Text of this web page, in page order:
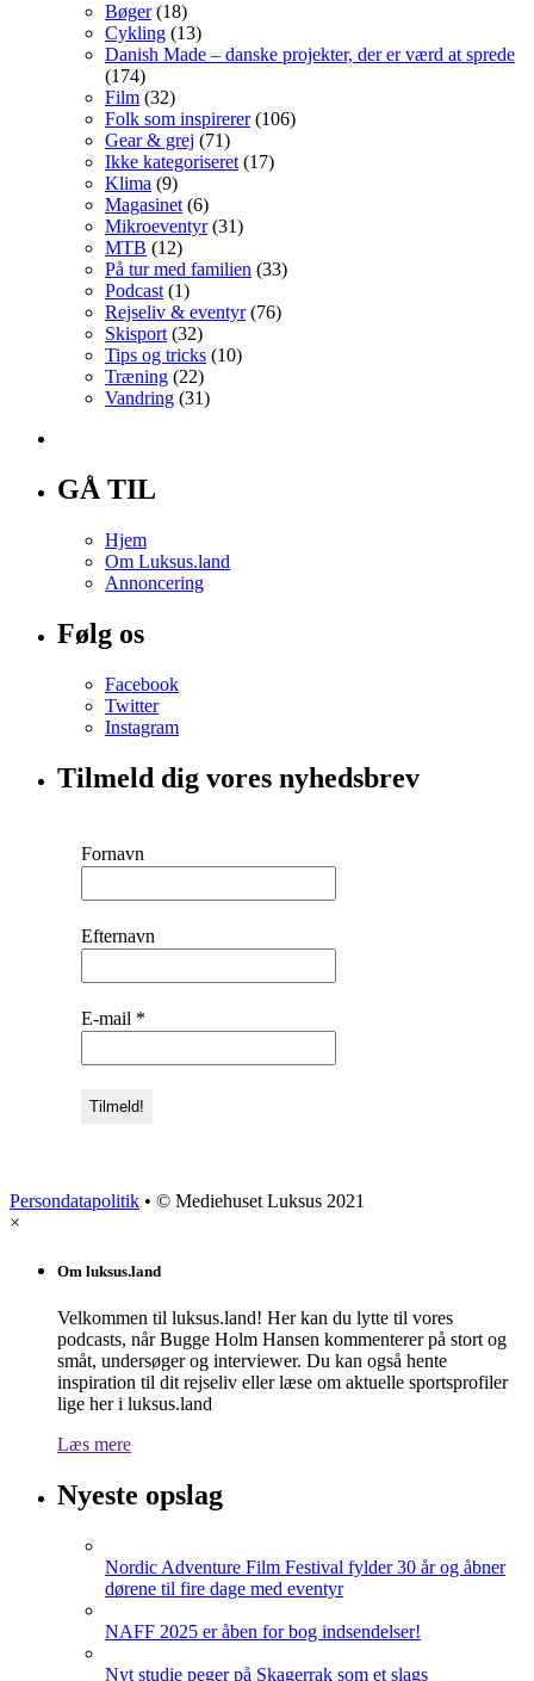
Bøger(18)
Cykling (13)
Danish Made – danske projekter, der er værd at sprede
(174)
Film (32)
Folk som inspirerer(106)
Gear & grej (71)
Ikke kategoriseret (17)
Klima (9)
Magasinet (6)
Mikroeventyr(31)
MTB (12)
På tur med familien (33)
Podcast (1)
Rejseliv & eventyr(76)
Skisport (32)
Tips og tricks (10)
Træning (22)
Vandring (31)
GÅ TIL
Hjem
Om Luksus.land
Annoncering
Følg os
Facebook
Twitter
Instagram
Tilmeld dig vores nyhedsbrev
Fornavn
Efternavn
E-mail *
Persondatapolitik • © Mediehuset Luksus 2021
×
Om luksus.land
Velkommen til luksus.land! Her kan du lytte til vores
podcasts, når Bugge Holm Hansen kommenterer på stort og
småt, undersøger og interviewer. Du kan også hente
inspiration til dit rejseliv eller læse om aktuelle sportsprofiler
lige her i luksus.land
Læs mere
Nyeste opslag
Nordic Adventure Film Festival fylder 30 år og åbner
dørene til fire dage med eventyr
NAFF 2025 er åben for bog indsendelser!
Nyt studie peger på Skagerrak som et slags